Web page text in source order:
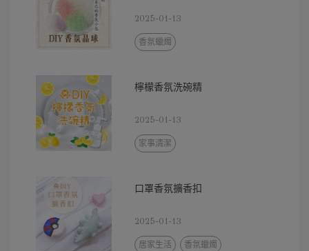
2025-01-13
香氛蠟燭
檸檬香氛洗碗精
2025-01-13
家事清潔
口罩香氛擴香扣
2025-01-13
居家生活 香氛蠟燭